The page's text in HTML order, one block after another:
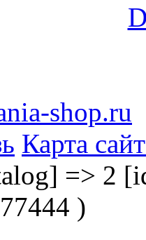
shop.ru
Карта
=> 2
)